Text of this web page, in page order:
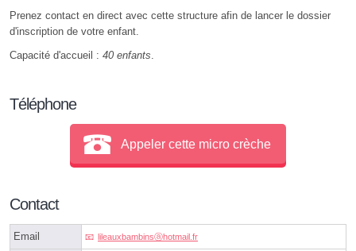
Prenez contact en direct avec cette structure afin de lancer le dossier
d'inscription de votre enfant.
Capacité d'accueil : 40 enfants.
Téléphone
Appeler cette micro crèche
Contact
Email lileauxbambinsⓐhotmail.fr